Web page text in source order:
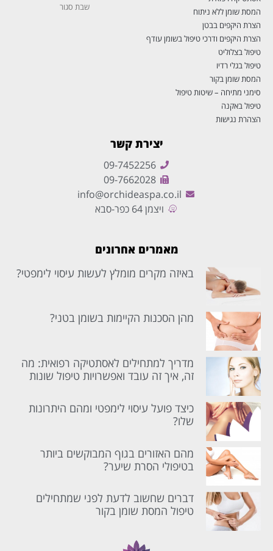
המסת שומן ללא ניתוח
הצרת היקפים בבטן
הצרת היקפים ודרכי טיפול בשומן עודף
טיפול בצלוליט
טיפול בגלי רדיו
המסת שומן בקור
סימני מתיחה – שיטות טיפול
טיפול באקנה
הצהרת נגישות
שבת סגור
יצירת קשר
09-7452256
09-7662028
info@orchideaspa.co.il
ויצמן 64 כפר-סבא
מאמרים אחרונים
באיזה מקרים מומלץ לעשות עיסוי לימפטי?
מהן הסכנות הקיימות בשומן בטני?
מדריך למתחילים לאסתטיקה רפואית: מה
זה, איך זה עובד ואפשרויות טיפול שונות
כיצד פועל עיסוי לימפטי ומהם היתרונות
שלו?
מהם האזורים בגוף המבוקשים ביותר
בטיפולי הסרת שיער?
דברים שחשוב לדעת לפני שמתחילים
טיפול המסת שומן בקור